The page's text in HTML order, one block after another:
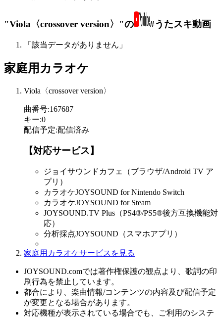
"Viola〈crossover version〉"の #うたスキ動画
「該当データがありません」
家庭用カラオケ
Viola〈crossover version〉
曲番号:167687
キー:0
配信予定:配信済み
【対応サービス】
ジョイサウンドカフェ（ブラウザ/Android TV ア
プリ）
カラオケJOYSOUND for Nintendo Switch
カラオケJOYSOUND for Steam
JOYSOUND.TV Plus（PS4®/PS5®後方互換機能対
応）
分析採点JOYSOUND（スマホアプリ）
家庭用カラオケサービスを見る
JOYSOUND.comでは著作権保護の観点より、歌詞の印
刷行為を禁止しています。
都合により、楽曲情報/コンテンツの内容及び配信予定
が変更となる場合があります。
対応機種が表示されている場合でも、ご利用のシステ